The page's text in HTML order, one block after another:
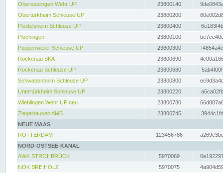
Oberesslingen Wehr UP
23800140
Obertürkheim Schleuse UP
23800200
Pleidelsheim Schleuse UP
23800400
Plochingen
23800100
Poppenweiler Schleuse UP
23800300
Rockenau SKA
23800690
Rockenau Schleuse UP
23800680
Schwabenheim Schleuse UP
23800800
Untertürkheim Schleuse UP
23800220
Wieblingen Wehr UP neu
23800780
Ziegelhausen AMS
23800745
NEUE MAAS
ROTTERDAM
123456786
NORD-OSTSEE-KANAL
AWK STROHBRÜCK
5970069
NOK BREIHOLZ
5970075